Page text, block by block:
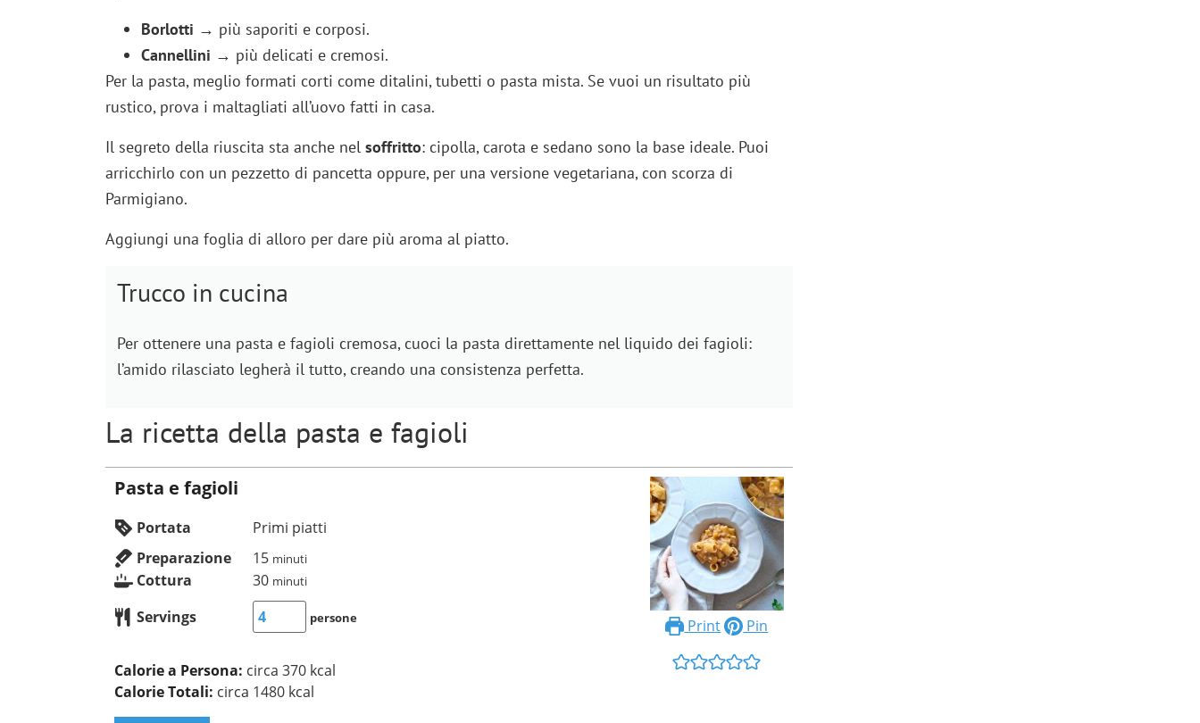
Borlotti → più saporiti e corposi.
Cannellini → più delicati e cremosi.
Per la pasta, meglio formati corti come ditalini, tubetti o pasta mista. Se vuoi un risultato più
rustico, prova i maltagliati all’uovo fatti in casa.
Il segreto della riuscita sta anche nel soffritto: cipolla, carota e sedano sono la base ideale. Puoi
arricchirlo con un pezzetto di pancetta oppure, per una versione vegetariana, con scorza di
Parmigiano.
Aggiungi una foglia di alloro per dare più aroma al piatto.
Trucco in cucina
Per ottenere una pasta e fagioli cremosa, cuoci la pasta direttamente nel liquido dei fagioli:
l’amido rilasciato legherà il tutto, creando una consistenza perfetta.
La ricetta della pasta e fagioli
Print Pin
Pasta e fagioli
Portata
Primi piatti
Preparazione
15 minuti
Cottura 30 minuti
Servings persone
Calorie a Persona: circa 370 kcal
Calorie Totali: circa 1480 kcal